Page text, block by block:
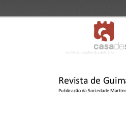
Revista de
Publicação da Sociedade
--I
casa